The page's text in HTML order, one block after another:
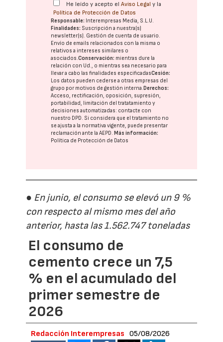
He leído y acepto elAviso Legal y la
Política de Protección de Datos
Responsable: Interempresas Media, S.L.U.
Finalidades: Suscripción a nuestra(s)
newsletter(s). Gestión de cuenta de usuario.
Envío de emails relacionados con la misma o
relativos a intereses similares o
asociados.Conservación: mientras dure la
relación con Ud., o mientras sea necesario para
llevar a cabo las finalidades especificadasCesión:
Los datos pueden cederse a otras empresas del
grupo por motivos de gestión interna. Derechos:
Acceso, rectificación, oposición, supresión,
portabilidad, limitación del tratatamiento y
decisiones automatizadas: contacte con
nuestro DPD. Si considera que el tratamiento no
se ajusta a la normativa vigente, puede presentar
reclamación ante laAEPD. Más información:
Política de Protección de Datos
● En junio, el consumo se elevó un 9 %
con respecto al mismo mes del año
anterior, hasta las 1.562.747 toneladas
El consumo de
cemento crece un 7,5
% en el acumulado del
primer semestre de
2026
Redacción Interempresas 05/08/2026